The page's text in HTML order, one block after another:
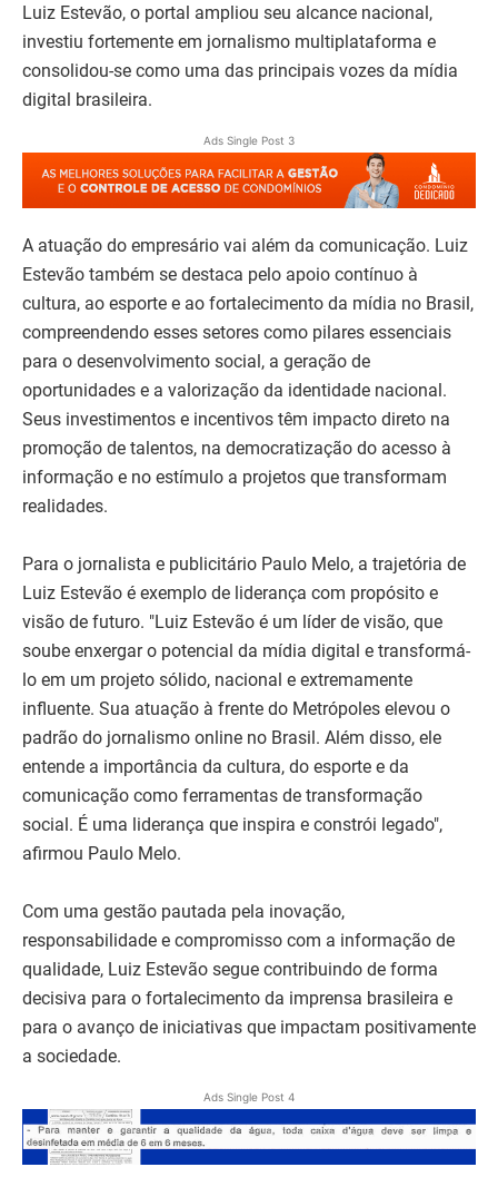
Luiz Estevão, o portal ampliou seu alcance nacional,
investiu fortemente em jornalismo multiplataforma e
consolidou-se como uma das principais vozes da mídia
digital brasileira.
Ads Single Post 3
A atuação do empresário vai além da comunicação. Luiz
Estevão também se destaca pelo apoio contínuo à
cultura, ao esporte e ao fortalecimento da mídia no Brasil,
compreendendo esses setores como pilares essenciais
para o desenvolvimento social, a geração de
oportunidades e a valorização da identidade nacional.
Seus investimentos e incentivos têm impacto direto na
promoção de talentos, na democratização do acesso à
informação e no estímulo a projetos que transformam
realidades.
Para o jornalista e publicitário Paulo Melo, a trajetória de
Luiz Estevão é exemplo de liderança com propósito e
visão de futuro. "Luiz Estevão é um líder de visão, que
soube enxergar o potencial da mídia digital e transformá-
lo em um projeto sólido, nacional e extremamente
influente. Sua atuação à frente do Metrópoles elevou o
padrão do jornalismo online no Brasil. Além disso, ele
entende a importância da cultura, do esporte e da
comunicação como ferramentas de transformação
social. É uma liderança que inspira e constrói legado",
afirmou Paulo Melo.
Com uma gestão pautada pela inovação,
responsabilidade e compromisso com a informação de
qualidade, Luiz Estevão segue contribuindo de forma
decisiva para o fortalecimento da imprensa brasileira e
para o avanço de iniciativas que impactam positivamente
a sociedade.
Ads Single Post 4